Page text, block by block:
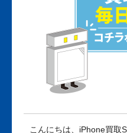
こんにちは、iPhone買取